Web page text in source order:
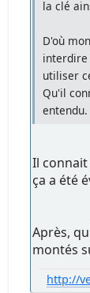
la clé
D'où
interdire
utiliser
Qu'il
entendu.
Il
ça a été
Après,
montés
http://